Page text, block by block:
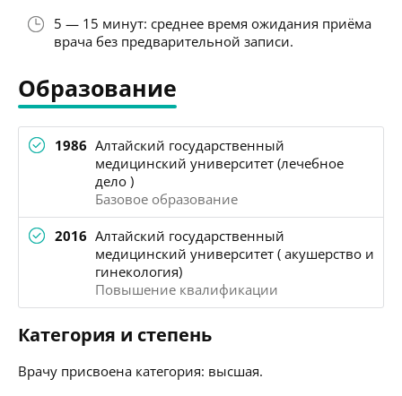
5 — 15 минут: среднее время ожидания приёма
врача без предварительной записи.
Образование
1986 Алтайский государственный
медицинский университет (лечебное
дело )
Базовое образование
2016 Алтайский государственный
медицинский университет ( акушерство и
гинекология)
Повышение квалификации
Категория и степень
Врачу присвоена категория: высшая.